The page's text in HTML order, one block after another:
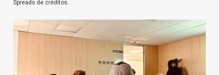
Spreads de créditos.